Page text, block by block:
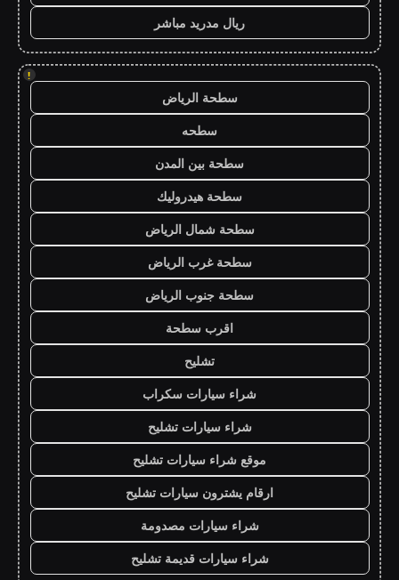
ريال مدريد مباشر
!
سطحة الرياض
سطحه
سطحة بين المدن
سطحة هيدروليك
سطحة شمال الرياض
سطحة غرب الرياض
سطحة جنوب الرياض
اقرب سطحة
تشليح
شراء سيارات سكراب
شراء سيارات تشليح
موقع شراء سيارات تشليح
ارقام يشترون سيارات تشليح
شراء سيارات مصدومة
شراء سيارات قديمة تشليح